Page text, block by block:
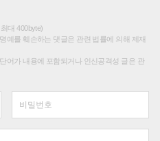
대 400byte)
예를 훼손하는 댓글은 관련 법률에 의해 제재
어가 내용에 포함되거나 인신공격성 글은 관